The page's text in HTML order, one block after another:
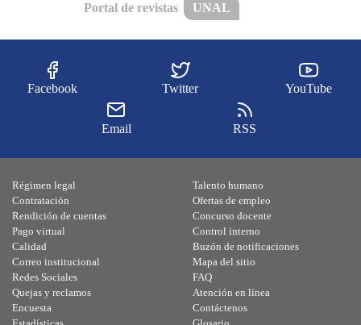
Portal de revistas UNAL
Facebook Twitter YouTube
Email RSS
Régimen legal
Contratación
Rendición de cuentas
Pago virtual
Calidad
Talento humano
Ofertas de empleo
Concurso docente
Control interno
Buzón de notificaciones
Correo institucional
Redes Sociales
Quejas y reclamos
Encuesta
Mapa del sitio
FAQ
Atención en línea
Contáctenos